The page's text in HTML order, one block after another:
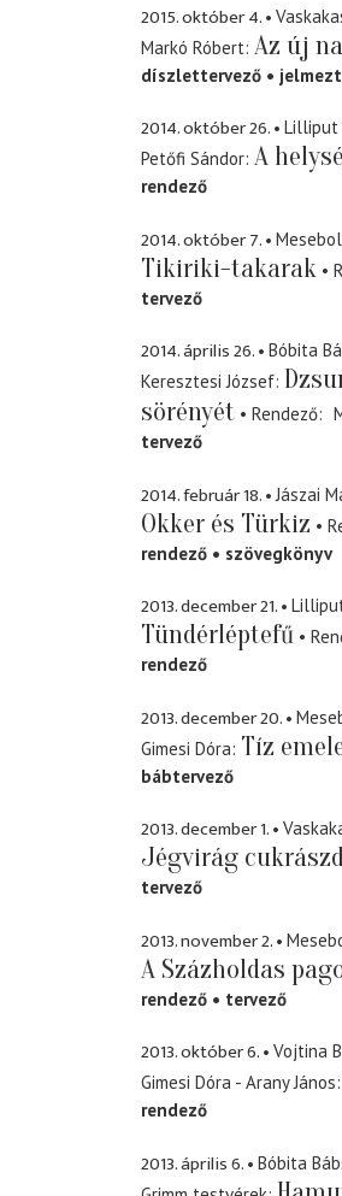
2015. október 4.
Markó Róbert Az új
díszlettervező
2014. október 26.
Lilliput
Petőfi Sándor A
rendező
2014. október 7.
Tikiriki-takarak
tervező
2014. április 26.
Bóbita
Keresztesi József
sörényét
Rendező
tervező
2014. február 18. Jászai
Okker és Türkiz
rendező
szövegkönyv
2013. december 21.
Tündérléptefű
rendező
2013. december 20.
Gimesi Dóra Tíz
bábtervező
2013. december 1.
Jégvirág
tervező
2013. november 2.
A Százholdas
rendező
tervező
2013. október 6.
Vojtina
Gimesi Dóra - Arany János
rendező
2013. április 6.
Bóbita